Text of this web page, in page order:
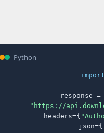
Python
import
response
"https://
    headers={
    json={